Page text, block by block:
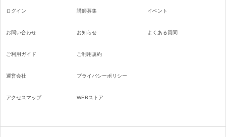
ログイン
お問い合わせ
講師募集
お知らせ
イベント
よくある質問
ご利用ガイド
運営会社
アクセスマップ
ご利用規約
プライバシーポリシー
WEBストア